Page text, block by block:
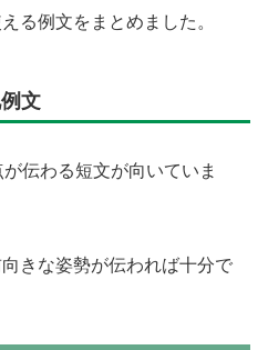
る例文をまとめました。
文
伝わる短文が向いていま
きな姿勢が伝われば十分で